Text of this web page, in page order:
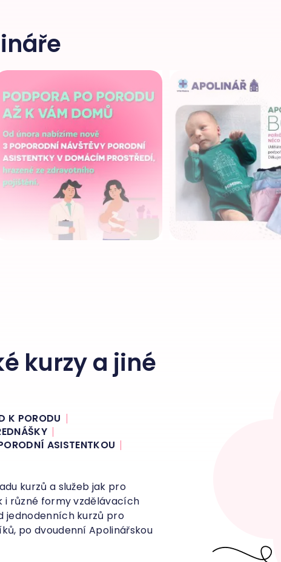
kurzy a jiné
K PORODU
ASISTENTKOU
kurzů a služeb jak pro
i různé formy vzdělávacích
jednodenních kurzů pro
po dvoudenní Apolinářskou